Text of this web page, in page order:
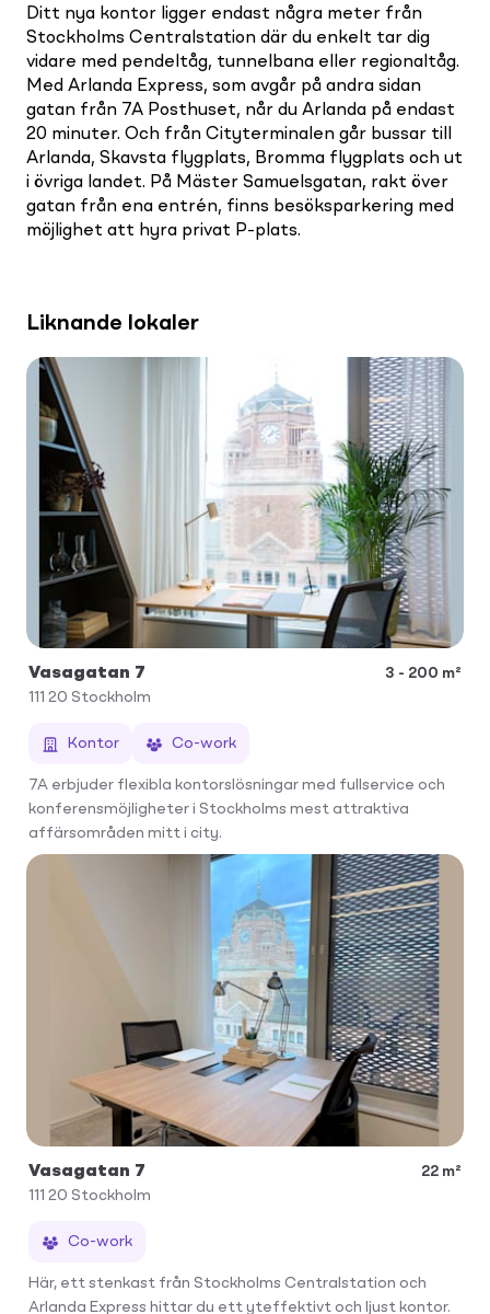
Ditt nya kontor ligger endast några meter från
Stockholms Centralstation där du enkelt tar dig
vidare med pendeltåg, tunnelbana eller regionaltåg.
Med Arlanda Express, som avgår på andra sidan
gatan från 7A Posthuset, når du Arlanda på endast
20 minuter. Och från Cityterminalen går bussar till
Arlanda, Skavsta flygplats, Bromma flygplats och ut
i övriga landet. På Mäster Samuelsgatan, rakt över
gatan från ena entrén, finns besöksparkering med
möjlighet att hyra privat P-plats.
Liknande lokaler
Vasagatan 7
3 - 200 m²
111 20 Stockholm
Kontor Co-work
7A erbjuder flexibla kontorslösningar med fullservice och
konferensmöjligheter i Stockholms mest attraktiva
affärsområden mitt i city.
Vasagatan 7
22 m²
111 20 Stockholm
Co-work
Här, ett stenkast från Stockholms Centralstation och
Arlanda Express hittar du ett yteffektivt och ljust kontor.